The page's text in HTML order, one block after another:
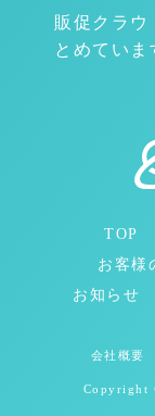
販促クラウ
とめていま
TOP
お客様
お知らせ
会社概要
Copyright